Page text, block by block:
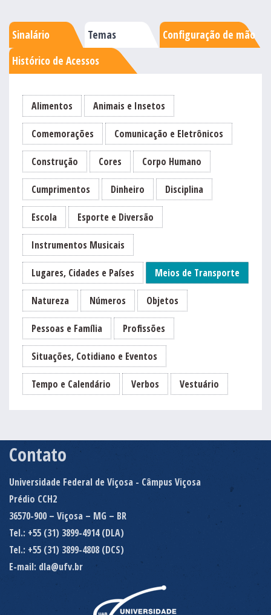
Sinalário Temas
Configuração de mão
Histórico de Acessos
Alimentos Animais e Insetos
Comemorações Comunicação e Eletrônicos
Construção Cores Corpo Humano
Cumprimentos Dinheiro Disciplina
Escola Esporte e Diversão
Instrumentos Musicais
Lugares, Cidades e Países Meios de Transporte
Natureza Números Objetos
Pessoas e Família Profissões
Situações, Cotidiano e Eventos
Tempo e Calendário Verbos Vestuário
Contato
Universidade Federal de Viçosa - Câmpus Viçosa
Prédio CCH2
36570-900 – Viçosa – MG – BR
Tel.: +55 (31) 3899-4914 (DLA)
Tel.: +55 (31) 3899-4808 (DCS)
E-mail: dla@ufv.br